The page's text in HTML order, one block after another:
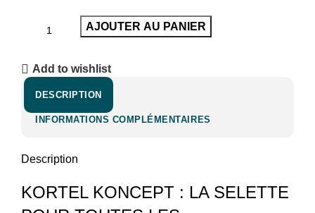
AJOUTER AU PANIER
Add to wishlist
DESCRIPTION
INFORMATIONS COMPLÉMENTAIRES
Description
KORTEL KONCEPT : LA SELETTE